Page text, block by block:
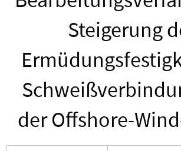
Steigerung
der Offshore-